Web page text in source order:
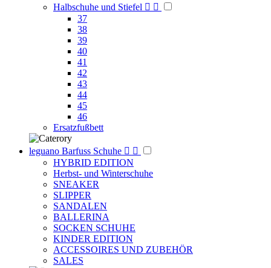
Halbschuhe und Stiefel  
37
38
39
40
41
42
43
44
45
46
Ersatzfußbett
leguano Barfuss Schuhe  
HYBRID EDITION
Herbst- und Winterschuhe
SNEAKER
SLIPPER
SANDALEN
BALLERINA
SOCKEN SCHUHE
KINDER EDITION
ACCESSOIRES UND ZUBEHÖR
SALES